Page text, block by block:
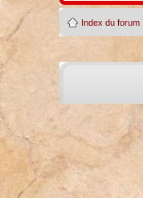
Index du forum